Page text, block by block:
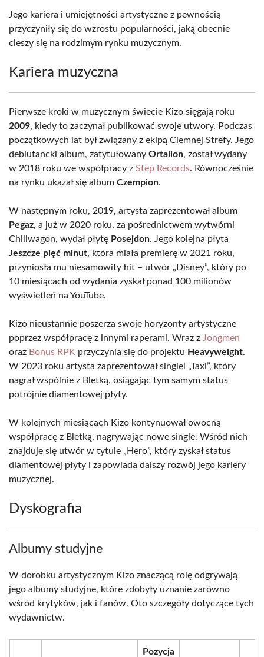
Jego kariera i umiejętności artystyczne z pewnością
przyczyniły się do wzrostu popularności, jaką obecnie
cieszy się na rodzimym rynku muzycznym.
Kariera muzyczna
Pierwsze kroki w muzycznym świecie Kizo sięgają roku
2009, kiedy to zaczynał publikować swoje utwory. Podczas
początkowych lat był związany z ekipą Ciemnej Strefy. Jego
debiutancki album, zatytułowany Ortalion, został wydany
w 2018 roku we współpracy z Step Records. Równocześnie
na rynku ukazał się album Czempion.
W następnym roku, 2019, artysta zaprezentował album
Pegaz, a już w 2020 roku, za pośrednictwem wytwórni
Chillwagon, wydał płytę Posejdon. Jego kolejna płyta
Jeszcze pięć minut, która miała premierę w 2021 roku,
przyniosła mu niesamowity hit – utwór „Disney”, który po
10 miesiącach od wydania zyskał ponad 100 milionów
wyświetleń na YouTube.
Kizo nieustannie poszerza swoje horyzonty artystyczne
poprzez współpracę z innymi raperami. Wraz z Jongmen
oraz Bonus RPK przyczynia się do projektu Heavyweight.
W 2023 roku artysta zaprezentował singiel „Taxi”, który
nagrał wspólnie z Bletką, osiągając tym samym status
potrójnie diamentowej płyty.
W kolejnych miesiącach Kizo kontynuował owocną
współpracę z Bletką, nagrywając nowe single. Wśród nich
znajduje się utwór w tytule „Hero”, który zyskał status
diamentowej płyty i zapowiada dalszy rozwój jego kariery
muzycznej.
Dyskografia
Albumy studyjne
W dorobku artystycznym Kizo znaczącą rolę odgrywają
jego albumy studyjne, które zdobyły uznanie zarówno
wśród krytyków, jak i fanów. Oto szczegóły dotyczące tych
wydawnictw.
Pozycja